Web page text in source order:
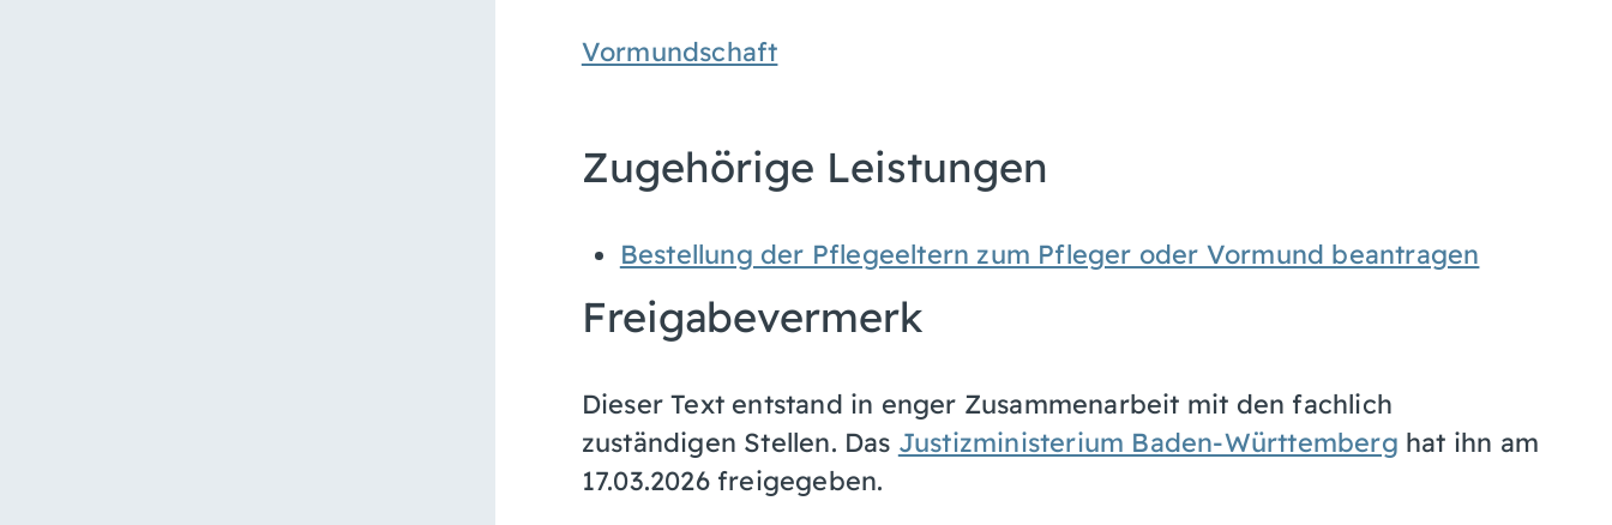
Vormundschaft
Zugehörige Leistungen
Bestellung der Pflegeeltern zum Pfleger oder Vormund beantragen
Freigabevermerk
Dieser Text entstand in enger Zusammenarbeit mit den fachlich
zuständigen Stellen. Das Justizministerium Baden-Württemberg hat ihn am
17.03.2026 freigegeben.